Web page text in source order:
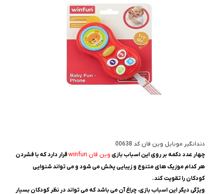
دندانگیر موبایل وین فان کد 00638
چهار عدد دکمه بر روی این اسباب بازی وین فان winfun
قرار دارد که با فشردن
هر کدام موزیک های متنوع و زیبایی پخش می شود و می تواند شنوایی
کودکان را تقویت کند.
ویژگی دیگر این اسباب بازی، چراغ آن می باشد که می تواند در نظر کودکان بسیار